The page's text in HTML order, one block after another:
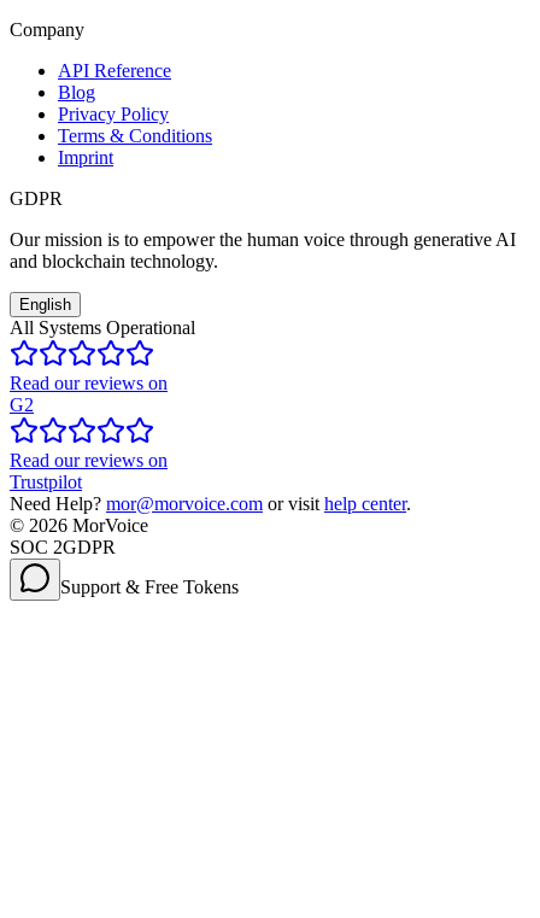
Company
API Reference
Blog
Privacy Policy
Terms & Conditions
Imprint
GDPR
Our mission is to empower the human voice through generative AI
and blockchain technology.
English
All Systems Operational
Read our reviews on
G2
Read our reviews on
Trustpilot
Need Help? mor@morvoice.com or visit help center.
© 2026 MorVoice
SOC 2GDPR
Support & Free Tokens